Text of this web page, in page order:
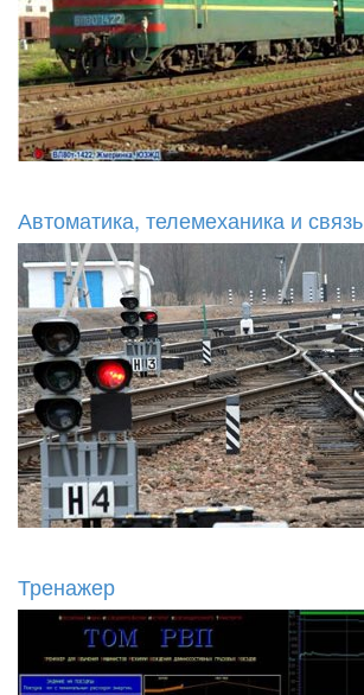
Автоматика, телемеханика и связь
Тренажер